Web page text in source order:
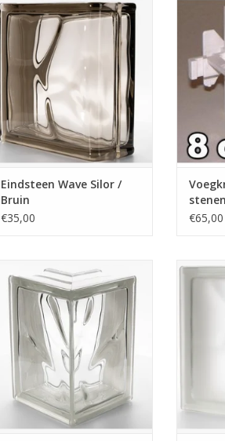
TOEVOEGEN AAN WINKELWAGEN
Eindsteen Wave Silor /
Bruin
€35,00
de
de
€65,00
Hoek glasblok, in het type Wave.
Dit is de standaard basic versie.
De afmeting is aan de buitenkant
gemeten: 132 x 132 x 190mm
hoog. En natuurlijk 8cm dik. Dit is
een makkelijke optie om een
hoek van 90graden te realiseren.
TOEVOEGEN AAN WINKELWAGEN